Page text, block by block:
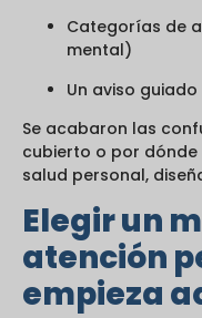
Categorías de
mental)
Un aviso
Se acabaron las
cubierto o por dónde
salud personal,
Elegir un
atención
empieza